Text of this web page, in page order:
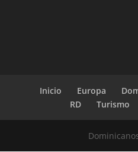
Inicio Europa
RD
Turismo